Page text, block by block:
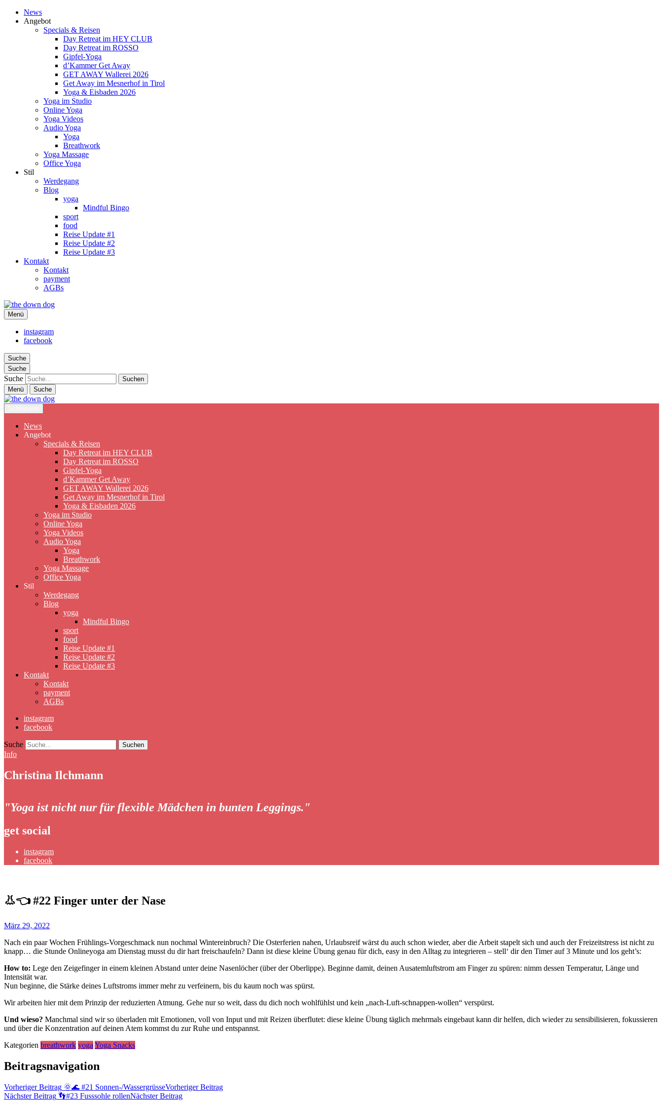
News
Angebot
Specials & Reisen
Day Retreat im HEY CLUB
Day Retreat im ROSSO
Gipfel-Yoga
d’Kammer Get Away
GET AWAY Wallerei 2026
Get Away im Mesnerhof in Tirol
Yoga & Eisbaden 2026
Yoga im Studio
Online Yoga
Yoga Videos
Audio Yoga
Yoga
Breathwork
Yoga Massage
Office Yoga
Stil
Werdegang
Blog
yoga
Mindful Bingo
sport
food
Reise Update #1
Reise Update #2
Reise Update #3
Kontakt
Kontakt
payment
AGBs
the down dog
Christina Ilchman
Menü
instagram
facebook
Suche
Suche
Suche
Menü Suche
News
Angebot
Specials & Reisen
Day Retreat im HEY CLUB
Day Retreat im ROSSO
Gipfel-Yoga
d’Kammer Get Away
GET AWAY Wallerei 2026
Get Away im Mesnerhof in Tirol
Yoga & Eisbaden 2026
Yoga im Studio
Online Yoga
Yoga Videos
Audio Yoga
Yoga
Breathwork
Yoga Massage
Office Yoga
Stil
Werdegang
Blog
yoga
Mindful Bingo
sport
food
Reise Update #1
Reise Update #2
Reise Update #3
Kontakt
Kontakt
payment
AGBs
instagram
facebook
Suche
Info
Christina Ilchmann
"Yoga ist nicht nur für flexible Mädchen in bunten Leggings."
get social
instagram
facebook
👃👈 #22 Finger unter der Nase
März 29, 2022
Nach ein paar Wochen Frühlings-Vorgeschmack nun nochmal Wintereinbruch? Die Osterferien nahen, Urlaubsreif wärst du auch schon wieder, aber die Arbeit stapelt sich und auch der Freizeitstress ist nicht zu
knapp… die Stunde Onlineyoga am Dienstag musst du dir hart freischaufeln? Dann ist diese kleine Übung genau für dich, easy in den Alltag zu integrieren – stell‘ dir den Timer auf 3 Minute und los geht’s:
How to: Lege den Zeigefinger in einem kleinen Abstand unter deine Nasenlöcher (über der Oberlippe). Beginne damit, deinen Ausatemluftstrom am Finger zu spüren: nimm dessen Temperatur, Länge und
Intensität war.
Nun beginne, die Stärke deines Luftstroms immer mehr zu verfeinern, bis du kaum noch was spürst.
Wir arbeiten hier mit dem Prinzip der reduzierten Atmung. Gehe nur so weit, dass du dich noch wohlfühlst und kein „nach-Luft-schnappen-wollen“ verspürst.
Und wieso? Manchmal sind wir so überladen mit Emotionen, voll von Input und mit Reizen überflutet: diese kleine Übung täglich mehrmals eingebaut kann dir helfen, dich wieder zu sensibilisieren, fokussieren
und über die Konzentration auf deinen Atem kommst du zur Ruhe und entspannst.
Kategorien breathwork yogaYoga Snacks
Beitragsnavigation
Vorheriger Beitrag 🌞🌊 #21 Sonnen-/WassergrüsseVorheriger Beitrag
Nächster Beitrag 👣#23 Fusssohle rollenNächster Beitrag